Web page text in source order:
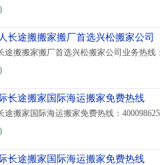
)
长途搬搬家搬厂首选兴松搬家公司
途搬搬家搬厂首选兴松搬家公司业务热线
)
长途搬家国际海运搬家免费热线
途搬家国际海运搬家免费热线：
)
长途搬家国际海运搬家免费热线